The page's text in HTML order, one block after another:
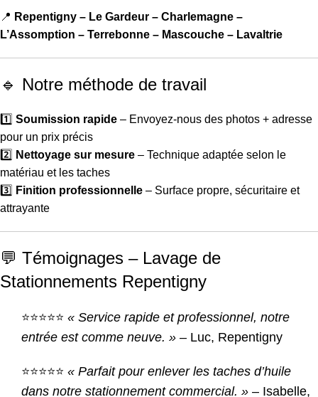
📍 Repentigny – Le Gardeur – Charlemagne –
L’Assomption – Terrebonne – Mascouche – Lavaltrie
🔹 Notre méthode de travail
1️⃣ Soumission rapide – Envoyez-nous des photos + adresse
pour un prix précis
2️⃣ Nettoyage sur mesure – Technique adaptée selon le
matériau et les taches
3️⃣ Finition professionnelle – Surface propre, sécuritaire et
attrayante
💬 Témoignages – Lavage de
Stationnements Repentigny
⭐⭐⭐⭐⭐ « Service rapide et professionnel, notre
entrée est comme neuve. » – Luc, Repentigny
⭐⭐⭐⭐⭐ « Parfait pour enlever les taches d’huile
dans notre stationnement commercial. » – Isabelle,